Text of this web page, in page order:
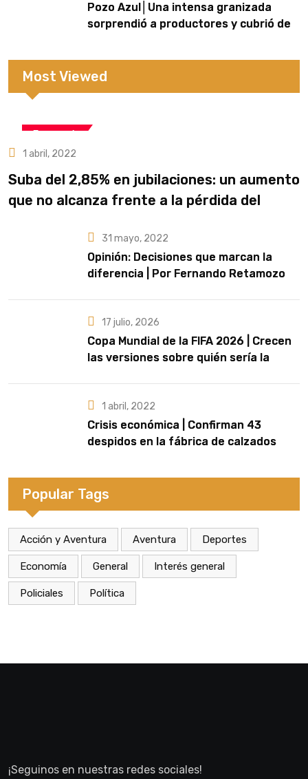
Pozo Azul│Una intensa granizada
sorprendió a productores y cubrió de
Most Viewed
Economía
1 abril, 2022
Suba del 2,85% en jubilaciones: un aumento
que no alcanza frente a la pérdida del
31 mayo, 2022
Opinión: Decisiones que marcan la
diferencia | Por Fernando Retamozo
17 julio, 2026
Copa Mundial de la FIFA 2026 | Crecen
las versiones sobre quién sería la
1 abril, 2022
Crisis económica | Confirman 43
despidos en la fábrica de calzados
Popular Tags
Acción y Aventura Aventura Deportes
Economía General Interés general
Policiales Política
¡Seguinos en nuestras redes sociales!